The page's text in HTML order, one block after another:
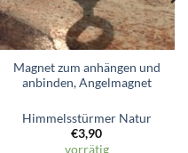
Magnet zum anhängen und
anbinden, Angelmagnet
Himmelsstürmer Natur
€3,90
vorrätig